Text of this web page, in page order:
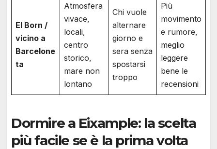
El Born /
vicino a
Barcelone
ta
Atmosfera
vivace,
locali,
centro
storico,
mare non
lontano
Chi vuole
alternare
giorno e
sera senza
spostarsi
troppo
Più
movimento
e rumore,
meglio
leggere
bene le
recensioni
Dormire a Eixample: la scelta
più facile se è la prima volta